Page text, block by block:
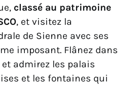
classé au patrimoine
, et visitez la
de Sienne avec ses
imposant. Flânez dans
admirez les palais
et les fontaines qui